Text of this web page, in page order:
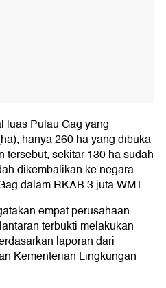
luas Pulau Gag yang
hanya 260 ha yang dibuka
tersebut, sekitar 130 ha sudah
dikembalikan ke negara.
dalam RKAB 3 juta WMT.
empat perusahaan
terbukti melakukan
laporan dari
Kementerian Lingkungan